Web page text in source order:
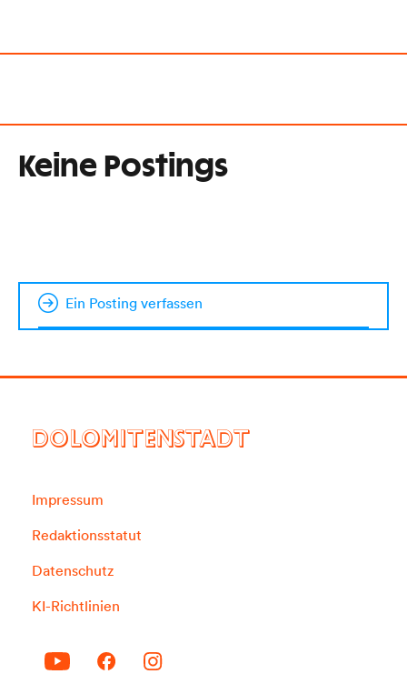
Keine Postings
Ein Posting verfassen
DOLOMITENSTADT
Impressum
Redaktionsstatut
Datenschutz
KI-Richtlinien